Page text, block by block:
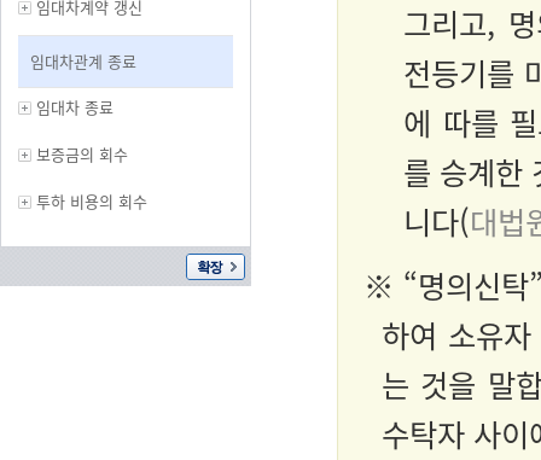
임대차계약 갱신
임대차관계 종료
임대차 종료
보증금의 회수
투하 비용의 회수
그리고,
전등기를
에 따를
를 승계한
니다(대법
※ “명의신탁
하여 소유
는 것을 말
수탁자 사